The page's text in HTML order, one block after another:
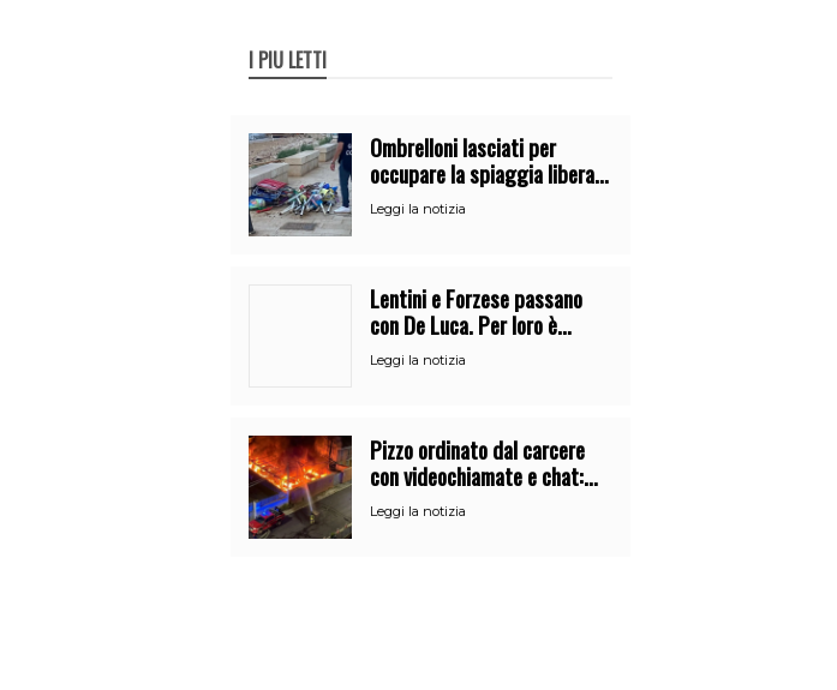
I PIÙ LETTI
Ombrelloni lasciati per
occupare la spiaggia libera.
Maxi sequestro della Guardia
Costiera
Leggi la notizia
Lentini e Forzese passano
con De Luca. Per loro è
l’ennesimo cambio di partito
Leggi la notizia
Pizzo ordinato dal carcere
con videochiamate e chat:
Verga finisce al 41bis
Leggi la notizia